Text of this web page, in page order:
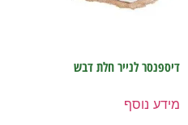
דיספנסר לנייר חלת דבש
מידע נוסף